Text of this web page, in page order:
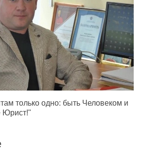
только одно: быть Человеком и
Юрист!"